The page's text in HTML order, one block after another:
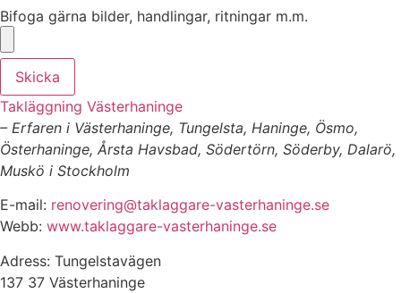
Bifoga gärna bilder, handlingar, ritningar m.m.
Skicka
Takläggning Västerhaninge
– Erfaren i Västerhaninge, Tungelsta, Haninge, Ösmo,
Österhaninge, Årsta Havsbad, Södertörn, Söderby, Dalarö,
Muskö i Stockholm
E-mail: renovering@taklaggare-vasterhaninge.se
Webb: www.taklaggare-vasterhaninge.se
Adress: Tungelstavägen
137 37 Västerhaninge